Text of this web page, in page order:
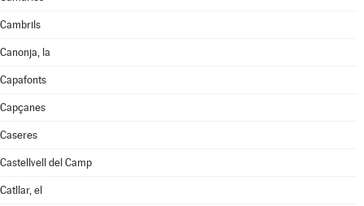
Cambrils
Canonja, la
Capafonts
Capçanes
Caseres
Castellvell del Camp
Catllar, el